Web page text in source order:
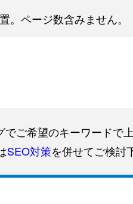
。ページ数含みません。
ご希望のキーワードで
SEO対策を併せてご検討